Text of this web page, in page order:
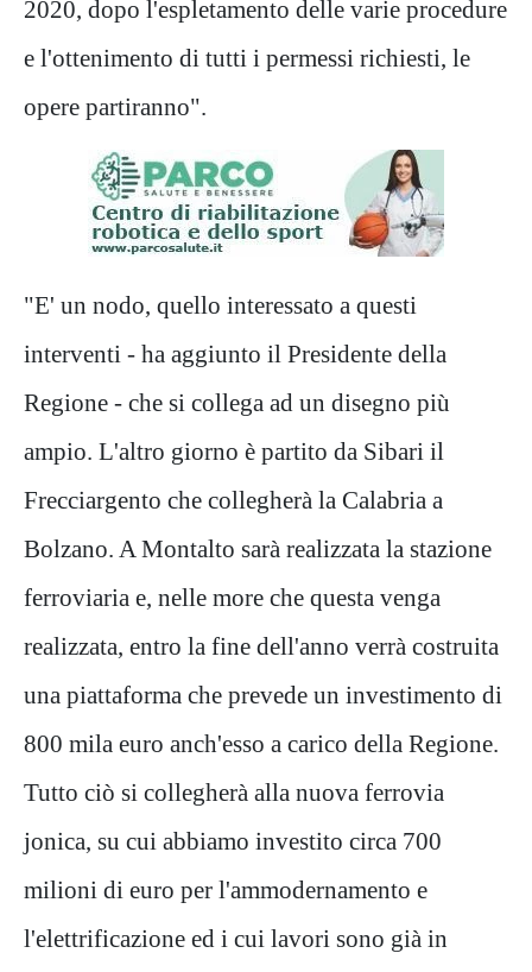
2020, dopo l'espletamento delle varie procedure
e l'ottenimento di tutti i permessi richiesti, le
opere partiranno".
"E' un nodo, quello interessato a questi
interventi - ha aggiunto il Presidente della
Regione - che si collega ad un disegno più
ampio. L'altro giorno è partito da Sibari il
Frecciargento che collegherà la Calabria a
Bolzano. A Montalto sarà realizzata la stazione
ferroviaria e, nelle more che questa venga
realizzata, entro la fine dell'anno verrà costruita
una piattaforma che prevede un investimento di
800 mila euro anch'esso a carico della Regione.
Tutto ciò si collegherà alla nuova ferrovia
jonica, su cui abbiamo investito circa 700
milioni di euro per l'ammodernamento e
l'elettrificazione ed i cui lavori sono già in